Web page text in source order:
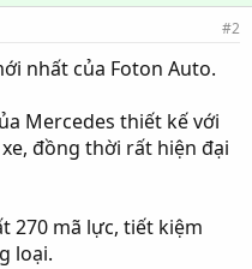
#2
nhất của Foton Auto.
Mercedes thiết kế với
đồng thời rất hiện đại
270 mã lực, tiết kiệm
loại.